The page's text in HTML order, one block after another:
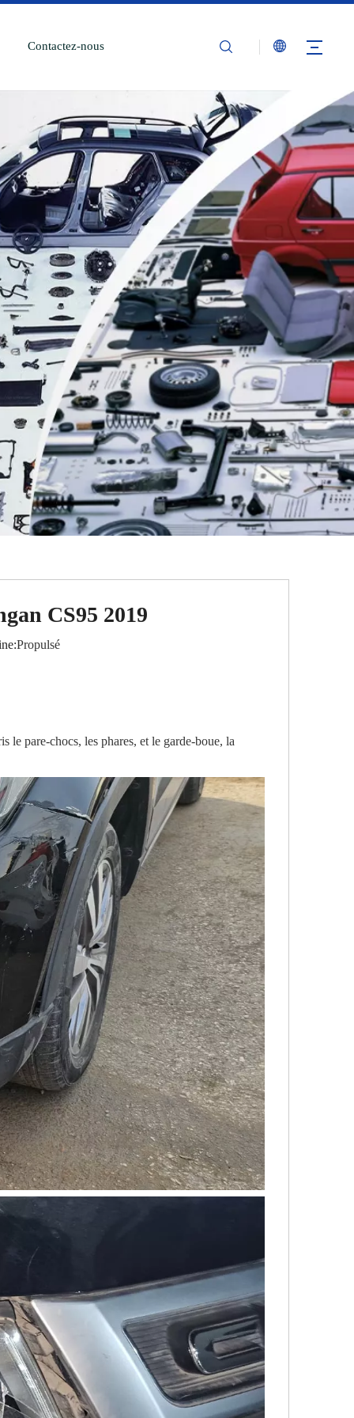
Contactez-nous
CS95 2019
Propulsé
pare-chocs, les phares, et le garde-boue, la